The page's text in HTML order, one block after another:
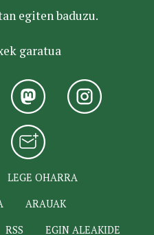
egiten baduzu.
garatua
LEGE OHARRA
ARAUAK
RSS EGIN ALEAKIDE